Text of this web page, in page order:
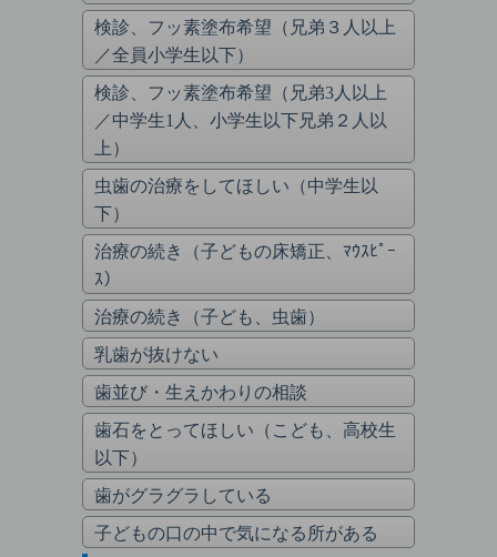
検診、フッ素塗布希望（兄弟３人以上
／全員小学生以下）
検診、フッ素塗布希望（兄弟3人以上
／中学生1人、小学生以下兄弟２人以
上）
虫歯の治療をしてほしい（中学生以
下）
治療の続き（子どもの床矯正、ﾏｳｽﾋﾟｰ
ｽ）
治療の続き（子ども、虫歯）
乳歯が抜けない
歯並び・生えかわりの相談
歯石をとってほしい（こども、高校生
以下）
歯がグラグラしている
子どもの口の中で気になる所がある